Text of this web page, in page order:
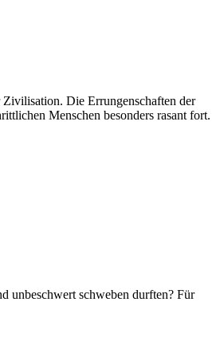
Die Errungenschaften der
Menschen besonders rasant fort.
unbeschwert schweben durften? Für